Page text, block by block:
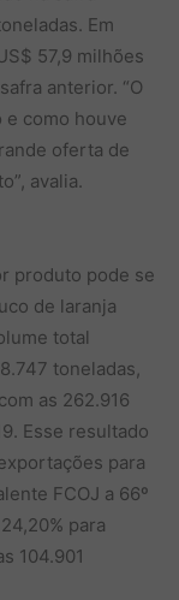
Em
57,9 milhões
anterior. “O
e como houve
oferta de
avalia.
produto pode se
de laranja
total
toneladas,
as 262.916
Esse resultado
para
FCOJ a 66º
para
104.901